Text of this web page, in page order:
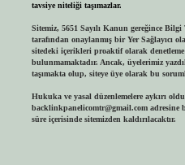
tavsiye niteliği taşımazlar.
Sitemiz, 5651 Sayılı Kanun gereğince
tarafından onaylanmış bir Yer Sağlayıcı
sitedeki içerikleri proaktif olarak
bulunmamaktadır. Ancak, üyelerimiz
taşımakta olup, siteye üye olarak bu
Hukuka ve yasal düzenlemelere aykırı
backlinkpanelicomtr@gmail.comadresine
süre içerisinde sitemizden kaldırılacaktır.